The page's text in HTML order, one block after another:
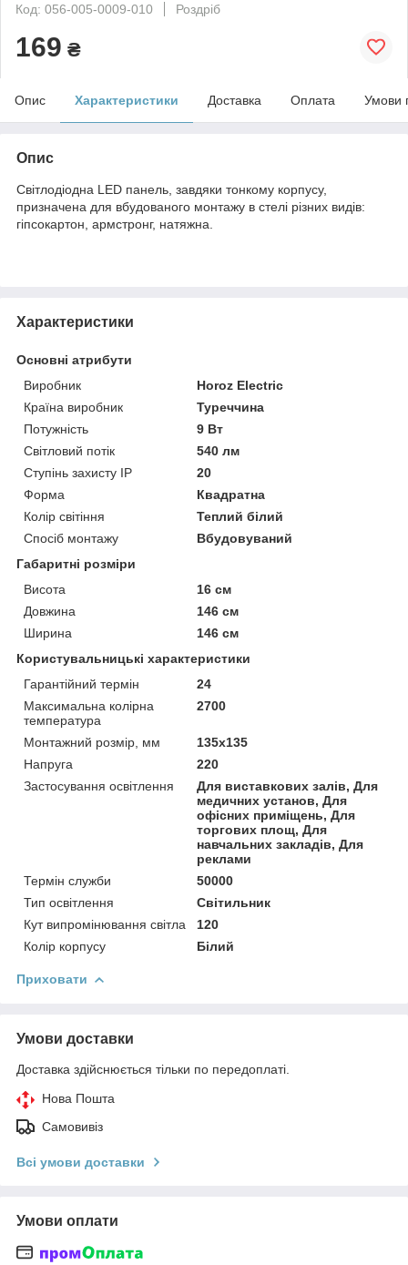
Код: 056-005-0009-010
Роздріб
169 ₴
Опис Характеристики Доставка Оплата Умови
Опис
Світлодіодна LED панель, завдяки тонкому корпусу,
призначена для вбудованого монтажу в стелі різних видів:
гіпсокартон, армстронг, натяжна.
Характеристики
Основні атрибути
Виробник
Horoz Electric
Країна виробник
Туреччина
Потужність
9 Вт
Світловий потік
540 лм
Ступінь захисту IP
20
Форма
Квадратна
Колір світіння
Теплий білий
Спосіб монтажу
Вбудовуваний
Габаритні розміри
Висота
16 см
Довжина
146 см
Ширина
146 см
Користувальницькі характеристики
Гарантійний термін
24
Максимальна колірна
температура
2700
Монтажний розмір, мм
135х135
Напруга
220
Застосування освітлення
Для виставкових залів, Для
медичних установ, Для
офісних приміщень, Для
торгових площ, Для
навчальних закладів, Для
реклами
Термін служби
50000
Тип освітлення
Світильник
Кут випромінювання світла
120
Колір корпусу
Білий
Приховати
Умови доставки
Доставка здійснюється тільки по передоплаті.
Нова Пошта
Самовивіз
Всі умови доставки
Умови оплати